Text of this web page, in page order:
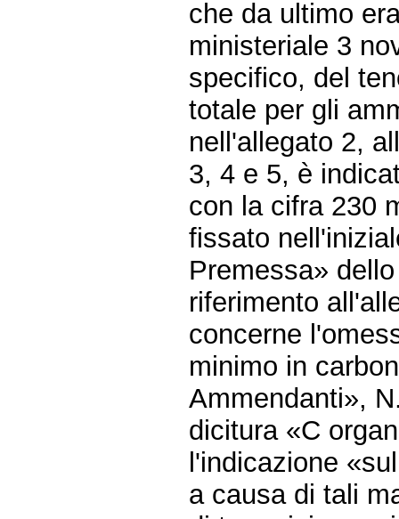
che da ultimo
ministeriale 3
specifico, del
totale per gli
nell'allegato 2,
3, 4 e 5, è
con la cifra 230
fissato
Premessa»
riferimento
concerne
minimo in
Ammendanti»,
dicitura «C
l'indicazione
a causa di tali